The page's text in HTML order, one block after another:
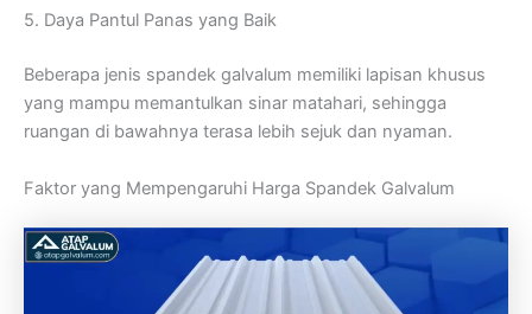
5. Daya Pantul Panas yang Baik
Beberapa jenis spandek galvalum memiliki lapisan khusus
yang mampu memantulkan sinar matahari, sehingga
ruangan di bawahnya terasa lebih sejuk dan nyaman.
Faktor yang Mempengaruhi Harga Spandek Galvalum